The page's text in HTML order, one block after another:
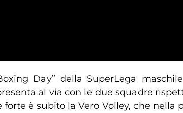
Day” della SuperLega
al via con le due squadre
è subito la Vero Volley, che nella